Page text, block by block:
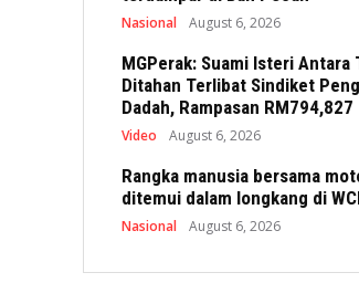
Nasional August 6, 2026
MGPerak: Suami Isteri Antara
Ditahan Terlibat Sindiket
Dadah, Rampasan RM794,827
Video August 6, 2026
Rangka manusia bersama
ditemui dalam longkang di
Nasional August 6, 2026